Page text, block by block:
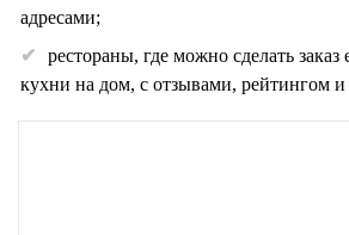
адресами;
рестораны, где можно сделать заказ
кухни на дом, с отзывами, рейтингом